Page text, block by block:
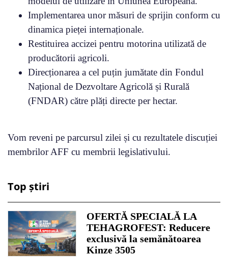
Implementarea unor măsuri de sprijin conform cu
dinamica pieței internaționale.
Restituirea accizei pentru motorina utilizată de
producătorii agricoli.
Direcționarea a cel puțin jumătate din Fondul
Național de Dezvoltare Agricolă și Rurală
(FNDAR) către plăți directe per hectar.
Vom reveni pe parcursul zilei și cu rezultatele discuției
membrilor AFF cu membrii legislativului.
Top știri
OFERTĂ SPECIALĂ LA
TEHAGROFEST: Reducere
exclusivă la semănătoarea
Kinze 3505